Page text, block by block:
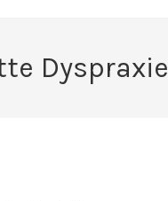
Dyspraxie